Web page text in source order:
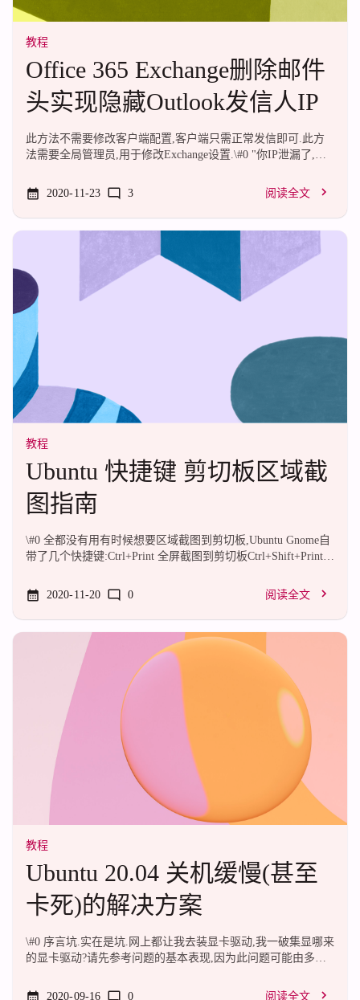
教程
Office 365 Exchange删除邮件
头实现隐藏Outlook发信人IP
此方法不需要修改客户端配置,客户端只需正常发信即可.此方
法需要全局管理员,用于修改Exchange设置.\#0 "你IP泄漏了,我
发者订阅的我立刻嚣张起来了.没错,这个博客的评论邮件也是
用Outlook发的.设置好DKIM和SPF之后发信不进垃圾箱,每日发
信上限5000封,免费快乐嫖,有SMTP服务,不需要繁琐的验证.爽
死了.顺带还给群友演示了一下乱发信不进垃圾箱.爽.不过即便
这么爽,大多数人貌似不大喜欢用Outlook,因为会泄露源站IP,导
致站点被打爆.之前没有注意到这个问题.但是,家宽发信的我,完
全不慌.png虽然这么说,...
2020-11-23 3 阅读全文
教程
Ubuntu 快捷键 剪切板区域截
图指南
\#0 全都没有用有时候想要区域截图到剪切板,Ubuntu Gnome自
带了几个快捷键:Ctrl+Print 全屏截图到剪切板Ctrl+Shift+Print
全都没有用.淦哦,那我要你来干啥.于是查了一下.什么都没查到.
甚至都没有查到有人吐槽这个问题.于是我想Gnome自带的截图
应该有命令行操作吧.果然有,就叫gnome-screenshot.然后查看帮
助,发现可以直接复制到剪切板: gnome-screenshot --area --
clipboard.试了一下,完全然并卵淦哦,那我要你来干啥.事到如
2020-11-20 0 阅读全文
教程
Ubuntu 20.04 关机缓慢(甚至
卡死)的解决方案
\#0 序言坑.实在是坑.网上都让我去装显卡驱动,我一破集显哪来
的显卡驱动?请先参考问题的基本表现,因为此问题可能由多种
使用条件.若安装了桌面环境,关机时长时间卡在Ubuntu Logo屏,
2020-09-16 0 阅读全文